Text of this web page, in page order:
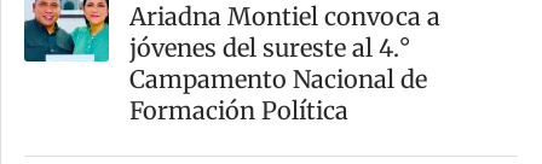
Ariadna Montiel convoca a
jóvenes del sureste al 4.°
Campamento Nacional de
Formación Política